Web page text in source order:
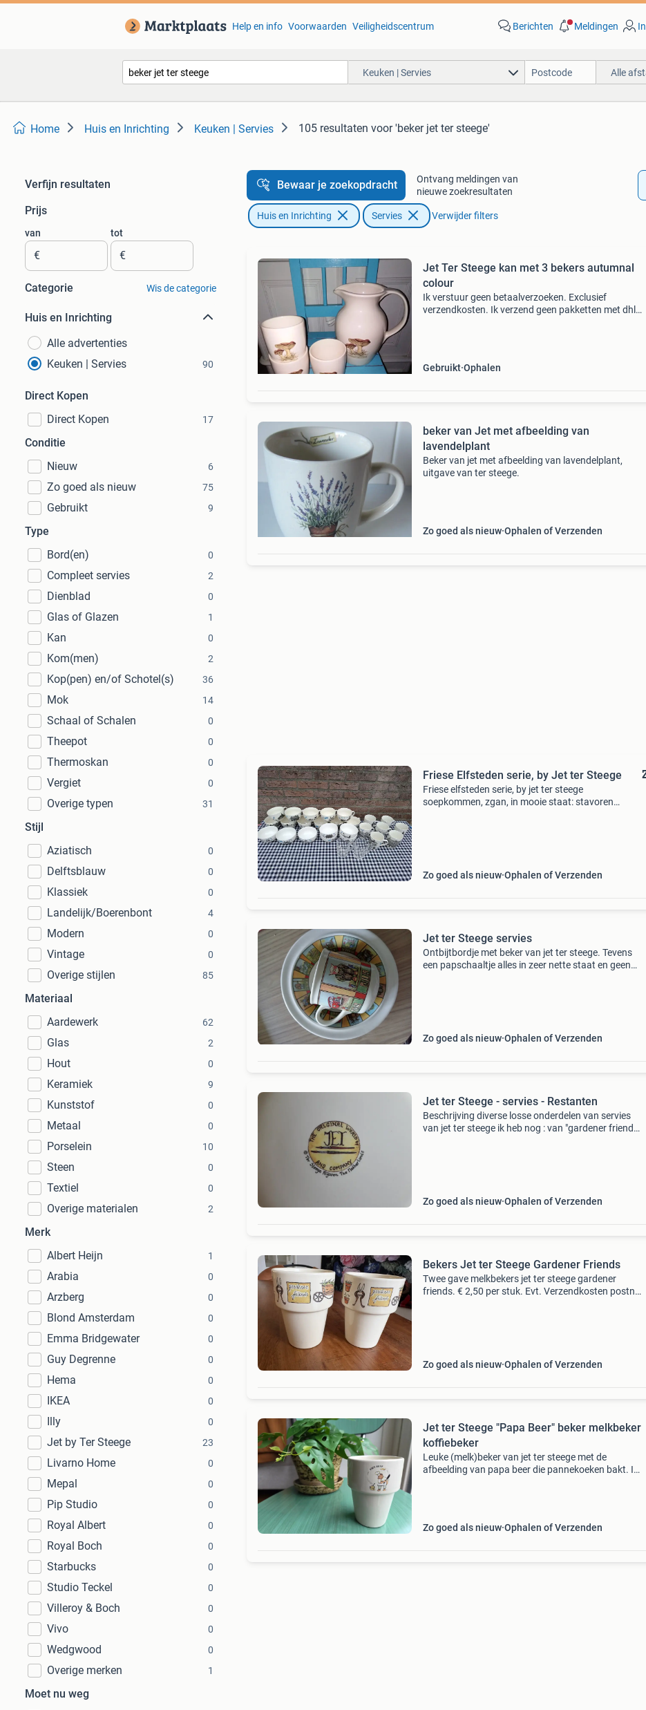
Help en info Voorwaarden Veiligheidscentrum Berichten Meldingen
Keuken | Servies Alle
Home Huis en Inrichting Keuken | Servies 105 resultaten voor 'beker jet ter steege'
Verfijn resultaten
Prijs
van
€
tot
€
Categorie Wis de categorie
Huis en Inrichting
Alle advertenties
Keuken | Servies
90
Direct Kopen
Direct Kopen
17
Conditie
Nieuw
6
Zo goed als nieuw 75
Gebruikt 9
Type
Bord(en)
0
Compleet servies 2
Dienblad 0
Glas of Glazen 1
Kan 0
Kom(men) 2
Kop(pen) en/of Schotel(s) 36
Mok 14
Schaal of Schalen 0
Theepot 0
Thermoskan 0
Vergiet 0
Overige typen 31
Stijl
Aziatisch
0
Delftsblauw 0
Klassiek 0
Landelijk/Boerenbont 4
Modern 0
Vintage 0
Overige stijlen 85
Materiaal
Aardewerk
62
Glas 2
Hout 0
Keramiek 9
Kunststof 0
Metaal 0
Porselein 10
Steen 0
Textiel 0
Overige materialen 2
Merk
Albert Heijn
1
Arabia 0
Arzberg 0
Blond Amsterdam 0
Emma Bridgewater 0
Guy Degrenne 0
Hema 0
IKEA 0
Illy 0
Jet by Ter Steege 23
Livarno Home 0
Mepal 0
Pip Studio 0
Royal Albert 0
Royal Boch 0
Starbucks 0
Studio Teckel 0
Villeroy & Boch 0
Vivo 0
Wedgwood 0
Overige merken 1
Moet nu weg
Bewaar je zoekopdracht
Ontvang meldingen van
nieuwe zoekresultaten
Huis en Inrichting Servies Verwijder filters
Jet Ter Steege kan met 3 bekers autumnal
colour
Ik verstuur geen betaalverzoeken. Exclusief
verzendkosten. Ik verzend geen pakketten met dhl.
Gebruikt Ophalen
beker van Jet met afbeelding van
lavendelplant
Beker van jet met afbeelding van lavendelplant,
uitgave van ter steege.
Zo goed als nieuw Ophalen of Verzenden
Friese Elfsteden serie, by Jet ter Steege
Friese elfsteden serie, by jet ter steege
soepkommen, zgan, in mooie staat: stavoren
Zo goed als nieuw Ophalen of Verzenden
Jet ter Steege servies
Ontbijtbordje met beker van jet ter steege. Tevens
een papschaaltje alles in zeer nette staat en geen
Zo goed als nieuw Ophalen of Verzenden
Jet ter Steege - servies - Restanten
Beschrijving diverse losse onderdelen van servies
van jet ter steege ik heb nog : van "gardener friends"
Zo goed als nieuw Ophalen of Verzenden
Bekers Jet ter Steege Gardener Friends
Twee gave melkbekers jet ter steege gardener
friends. € 2,50 per stuk. Evt. Verzendkosten postnl
Zo goed als nieuw Ophalen of Verzenden
Jet ter Steege "Papa Beer" beker melkbeker
koffiebeker
Leuke (melk)beker van jet ter steege met de
afbeelding van papa beer die pannekoeken bakt. In
Zo goed als nieuw Ophalen of Verzenden